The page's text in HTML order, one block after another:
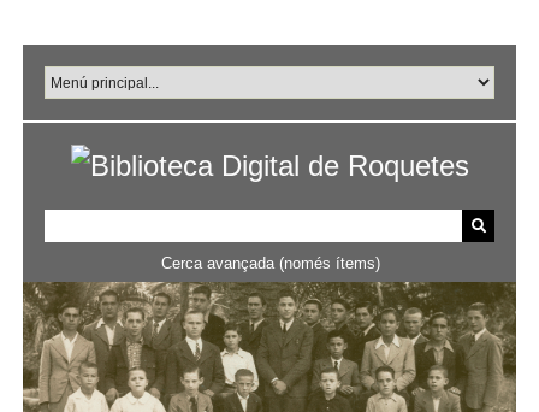
principal
Cerca avançada (només ítems)